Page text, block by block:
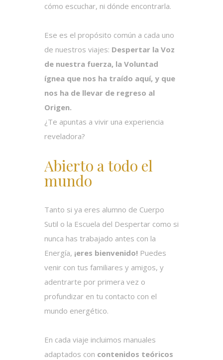
cómo escuchar, ni dónde encontrarla.
Ese es el propósito común a cada uno
de nuestros viajes: Despertar la Voz
de nuestra fuerza, la Voluntad
ígnea que nos ha traído aquí, y que
nos ha de llevar de regreso al
Origen.
¿Te apuntas a vivir una experiencia
reveladora?
Abierto a todo el
mundo
Tanto si ya eres alumno de Cuerpo
Sutil o la Escuela del Despertar como si
nunca has trabajado antes con la
Energía, ¡eres bienvenido! Puedes
venir con tus familiares y amigos, y
adentrarte por primera vez o
profundizar en tu contacto con el
mundo energético.
En cada viaje incluimos manuales
adaptados con contenidos teóricos